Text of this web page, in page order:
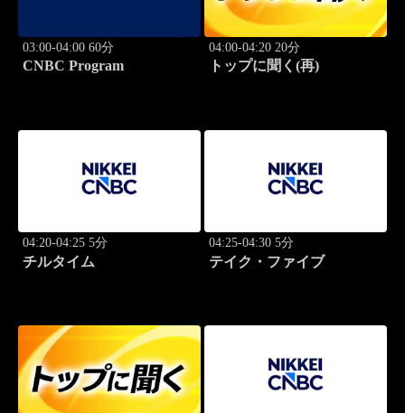
03:00-04:00 60分
CNBC Program
04:00-04:20 20分
トップに聞く(再)
04:20-04:25 5分
チルタイム
04:25-04:30 5分
テイク・ファイブ